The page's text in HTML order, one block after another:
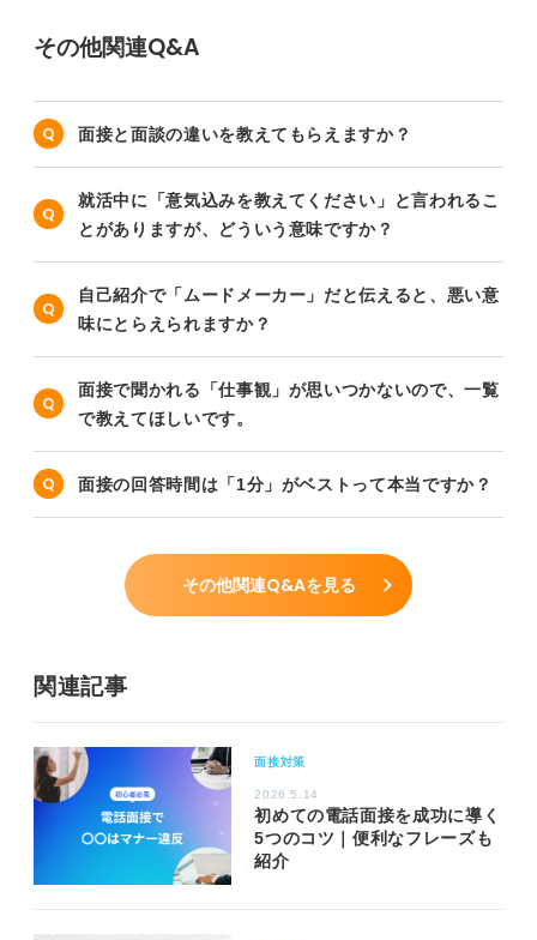
その他関連Q&A
面接と面談の違いを教えてもらえますか？
就活中に「意気込みを教えてください」と言われるこ
とがありますが、どういう意味ですか？
自己紹介で「ムードメーカー」だと伝えると、悪い意
味にとらえられますか？
面接で聞かれる「仕事観」が思いつかないので、一覧
で教えてほしいです。
面接の回答時間は「1分」がベストって本当ですか？
その他関連Q&Aを見る
関連記事
面接対策
2026.5.14
初めての電話面接を成功に導く
5つのコツ｜便利なフレーズも
紹介